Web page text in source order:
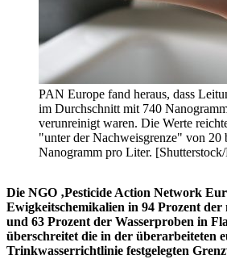
PAN Europe fand heraus, dass
im Durchschnitt mit 740
verunreinigt waren. Die Werte
"unter der Nachweisgrenze" von 20
Nanogramm pro Liter.
Die NGO ‚Pesticide Action Network
Ewigkeitschemikalien in 94 Prozent der
und 63 Prozent der Wasserproben in
überschreitet die in der überarbeiteten
Trinkwasserrichtlinie festgelegten